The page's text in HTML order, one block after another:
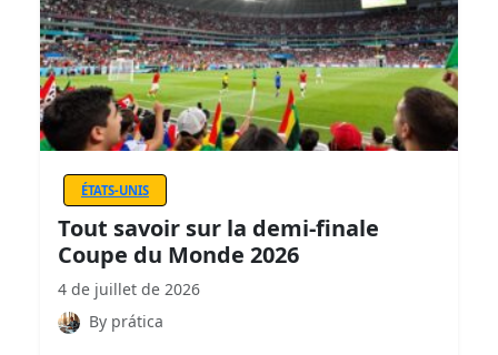
ÉTATS-UNIS
Tout savoir sur la demi-finale
Coupe du Monde 2026
4 de juillet de 2026
By prática